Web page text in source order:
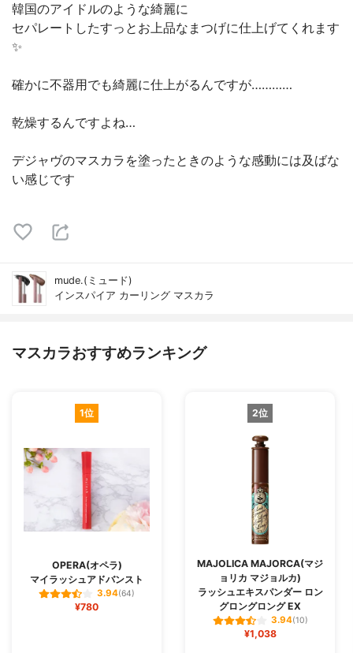
韓国のアイドルのような綺麗に
セパレートしたすっとお上品なまつげに仕上げてくれます
✨
確かに不器用でも綺麗に仕上がるんですが…………
乾燥するんですよね…
デジャヴのマスカラを塗ったときのような感動には及ばな
い感じです
mude.(ミュード)
インスパイア カーリング マスカラ
マスカラおすすめランキング
1位
OPERA(オペラ)
マイラッシュアドバンスト
3.94(64)
¥780
2位
MAJOLICA MAJORCA(マジ
ョリカ マジョルカ)
ラッシュエキスパンダー ロン
グロングロング EX
3.94(10)
¥1,038